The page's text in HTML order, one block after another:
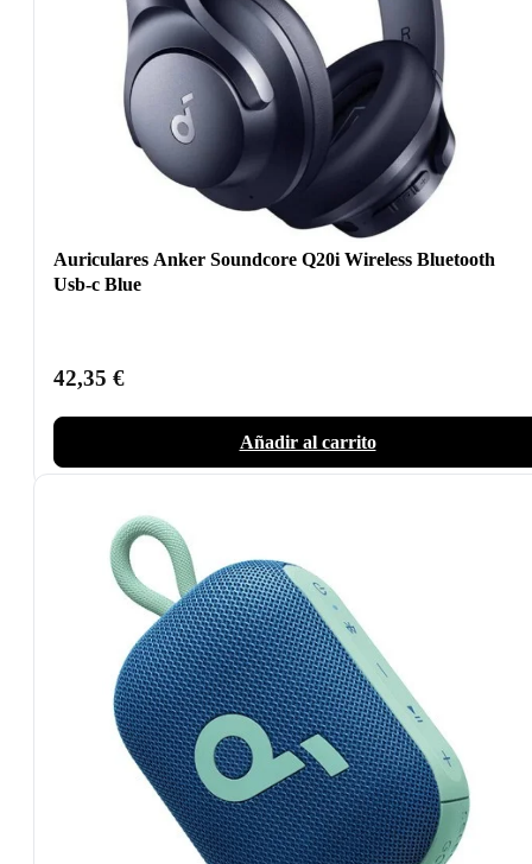
Auriculares Anker Soundcore Q20i Wireless Bluetooth
Usb-c Blue
42,35 €
Añadir al carrito